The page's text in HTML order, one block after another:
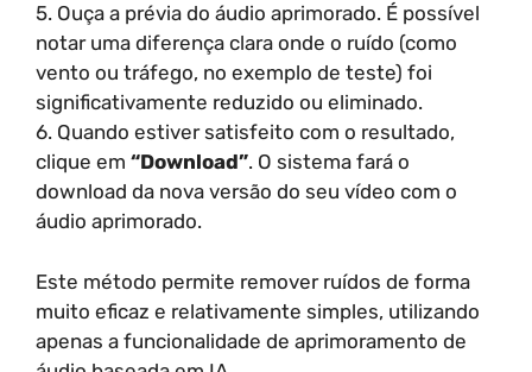
5. Ouça a prévia do áudio aprimorado. É possível
notar uma diferença clara onde o ruído (como
vento ou tráfego, no exemplo de teste) foi
significativamente reduzido ou eliminado.
6. Quando estiver satisfeito com o resultado,
clique em “Download”. O sistema fará o
download da nova versão do seu vídeo com o
áudio aprimorado.
Este método permite remover ruídos de forma
muito eficaz e relativamente simples, utilizando
apenas a funcionalidade de aprimoramento de